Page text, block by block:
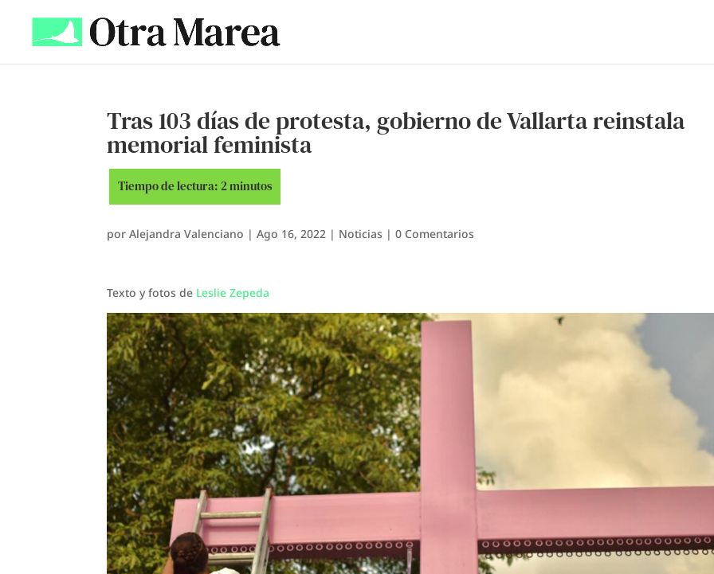
Tras 103 días de protesta, gobierno de Vallarta reinstala
memorial feminista
porAlejandra Valenciano |Ago 16, 2022 | Noticias |0 Comentarios
Texto y fotos de Leslie Zepeda